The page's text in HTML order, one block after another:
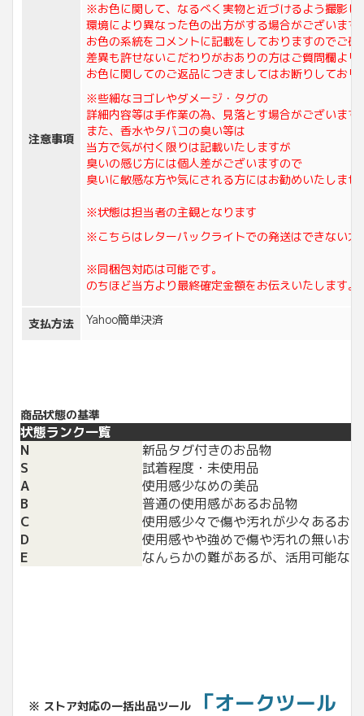
注意事項
※お色に関して、なるべく実物と近づけるよう撮影し
環境により異なった色の出方がする場合がございます
お色の系統をコメントに記載をしておりますのでご確
差異も許せないこだわりがおありの方はご質問欄より
お色に関してのご返品につきましてはお断りしており
※些細なヨゴレやダメージ・タグの
詳細内容等は手作業の為、見落とす場合がございます
また、香水やタバコの臭い等は
当方で気が付く限りは記載いたしますが
臭いの感じ方には個人差がございますので
臭いに敏感な方や気にされる方にはお勧めいたしませ
※状態は担当者の主観となります
※こちらはレターパックライトでの発送はできない大
※同梱包対応は可能です。
のちほど当方より最終確定金額をお伝えいたします。
支払方法 Yahoo簡単決済
商品状態の基準
状態ランク一覧
N
新品タグ付きのお品物
S
試着程度・未使用品
A
使用感少なめの美品
B
普通の使用感があるお品物
C
使用感少々で傷や汚れが少々あるお
D
使用感やや強めで傷や汚れの無いお
E
なんらかの難があるが、活用可能な
※ ストア対応の一括出品ツール 「オークツール